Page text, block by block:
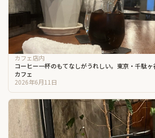
カフェ店内
コーヒー一杯のもてなしがうれしい。東京・千駄ヶ
カフェ
2026年6月11日